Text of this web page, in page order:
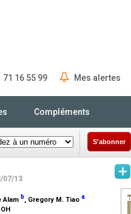
16 55 99 Mes alertes
Compléments
S'abonner
07/13
Alam b, Gregory M. Tiao a